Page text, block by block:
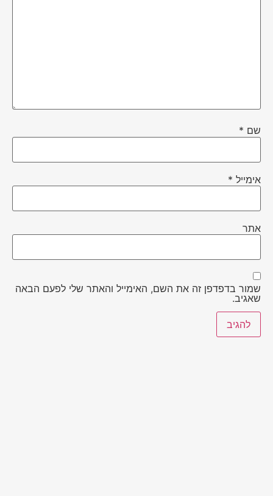
שם *
אימייל *
אתר
שמור בדפדפן זה את השם, האימייל והאתר שלי לפעם הבאה
שאגיב.